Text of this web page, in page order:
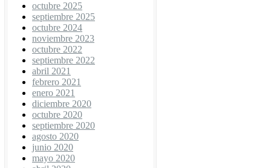
octubre 2025
septiembre 2025
octubre 2024
noviembre 2023
octubre 2022
septiembre 2022
abril 2021
febrero 2021
enero 2021
diciembre 2020
octubre 2020
septiembre 2020
agosto 2020
junio 2020
mayo 2020